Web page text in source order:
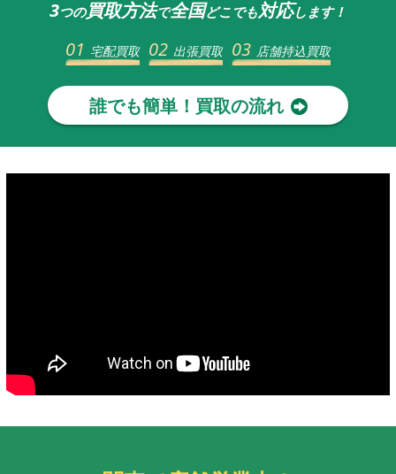
3つの買取方法で全国どこでも対応します！
01 宅配買取 02 出張買取 03 店舗持込買取
誰でも簡単！買取の流れ